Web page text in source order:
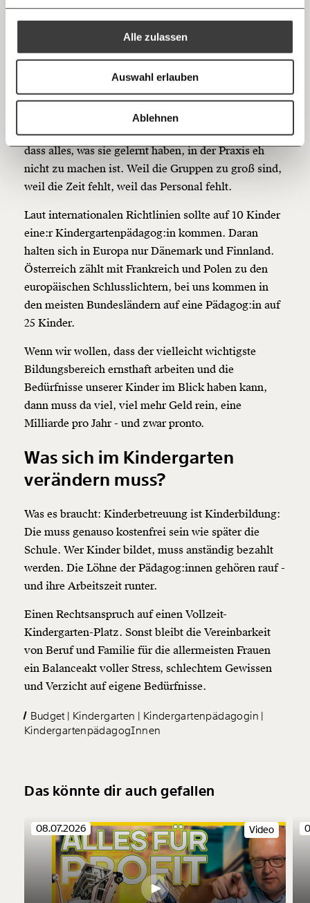
Alle zulassen
Auswahl erlauben
Ablehnen
Mehr Informationen:Datenschutz.
Anmelden
Ich spende einmalig
20€ 40€
150€ €
Ich möchte meine Spende verschenken.
Du erhältst eine E-Mail mit deiner
Geschenkurkunde im PDF-Format, welche Du
ausdrucken oder weiterleiten und verschenken
1/3
RSS
Bluesky
https://www.moment.at/story/kindergarten-milliarde/
Und auch in den ersten zwei Jahren im Job, den
übrigenszu knapp 98 Prozent Frauenmachen wird,
Wie kann das sein? Die Rahmenbedingungen sind
mies. Die Kolleg:innen kommen hochmotiviert aus
der jahrelangen Ausbildung, nur um dann zu sehen,
dass alles, was sie gelernt haben, in der Praxis eh
nicht zu machen ist. Weil die Gruppen zu groß sind,
weil die Zeit fehlt, weil das Personal fehlt.
Laut internationalen Richtlinien sollte auf 10 Kinder
eine:r Kindergartenpädagog:in kommen. Daran
halten sich in Europa nur Dänemark und Finnland.
Österreich zählt mit Frankreich und Polen zu den
europäischen Schlusslichtern, bei uns kommen in
den meisten Bundesländern auf eine Pädagog:in auf
25 Kinder.
Wenn wir wollen, dass der vielleicht wichtigste
Bildungsbereich ernsthaft arbeiten und die
Bedürfnisse unserer Kinder im Blick haben kann,
dann muss da viel, viel mehr Geld rein, eine
Milliarde pro Jahr - und zwar pronto.
Was sich im Kindergarten
verändern muss?
Was es braucht: Kinderbetreuung ist Kinderbildung:
Die muss genauso kostenfrei sein wie später die
Schule. Wer Kinder bildet, muss anständig bezahlt
werden. Die Löhne der Pädagog:innen gehören rauf -
und ihre Arbeitszeit runter.
Einen Rechtsanspruch auf einen Vollzeit-
Kindergarten-Platz. Sonst bleibt die Vereinbarkeit
von Beruf und Familie für die allermeisten Frauen
ein Balanceakt voller Stress, schlechtem Gewissen
und Verzicht auf eigene Bedürfnisse.
Budget Kindergarten
Kindergartenpädagogin
KindergartenpädagogInnen
Das könnte dir auch gefallen
Video
08.07.2026